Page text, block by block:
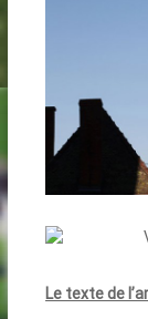
Le texte de